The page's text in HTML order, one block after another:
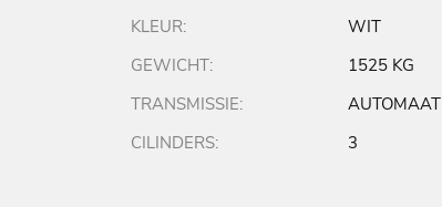
KLEUR:
WIT
GEWICHT:
1525 KG
TRANSMISSIE:
AUTOMAAT
CILINDERS:
3